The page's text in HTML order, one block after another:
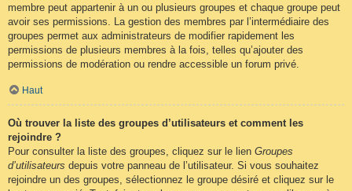
membre peut appartenir à un ou plusieurs groupes et chaque groupe peut
avoir ses permissions. La gestion des membres par l’intermédiaire des
groupes permet aux administrateurs de modifier rapidement les
permissions de plusieurs membres à la fois, telles qu’ajouter des
permissions de modération ou rendre accessible un forum privé.
Haut
Où trouver la liste des groupes d’utilisateurs et comment les
rejoindre ?
Pour consulter la liste des groupes, cliquez sur le lien Groupes
d’utilisateurs depuis votre panneau de l’utilisateur. Si vous souhaitez
rejoindre un des groupes, sélectionnez le groupe désiré et cliquez sur le